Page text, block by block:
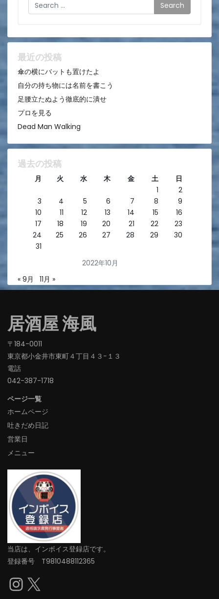
ョ
ン
最近の投稿
傘の横にバットも置けたよ
自分の持ち物には名前を書こう
足腰立たぬよう徹底的に潰せ
プロを見る
Dead Man Walking
過去の投稿
2022年10月
月 火 水 木 金 土
日
1
2
3
4 5 6 7 8
9
10
11 12 13 14 15
16
17
18 19 20 21 22
23
24
25 26 27 28 29
30
31
« 9月 11月 »
居酒屋 海風
〒184-0011
東京都小金井市東町４丁目４３−１３
電話
042-387-1718‬
ページ一覧
ホームページ
吐きだめ日記
営業日
メニュー
当店は、インボイス登録店です。
登録番号 T9810488112365
Instagram
X